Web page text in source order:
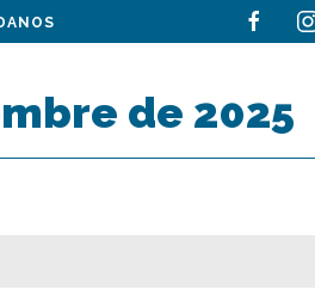
de 2025